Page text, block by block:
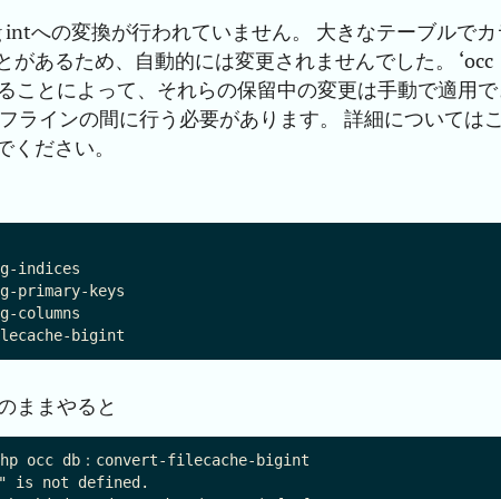
への変換が行われていません。 大きなテーブルでカ
あるため、自動的には変更されませんでした。 ‘occ
とによって、それらの保留中の変更は手動で適用で
ラインの間に行う必要があります。 詳細についてはこ
ださい。
indices
primary-keys
columns
ままやると
occ db：convert-filecache-bigint
is not defined.